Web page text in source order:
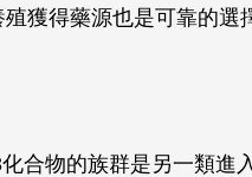
獲得藥源也是可靠的選
合物的族群是另一類進